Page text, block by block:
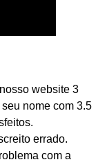
website 3
nome com 3.5
errado.
com a